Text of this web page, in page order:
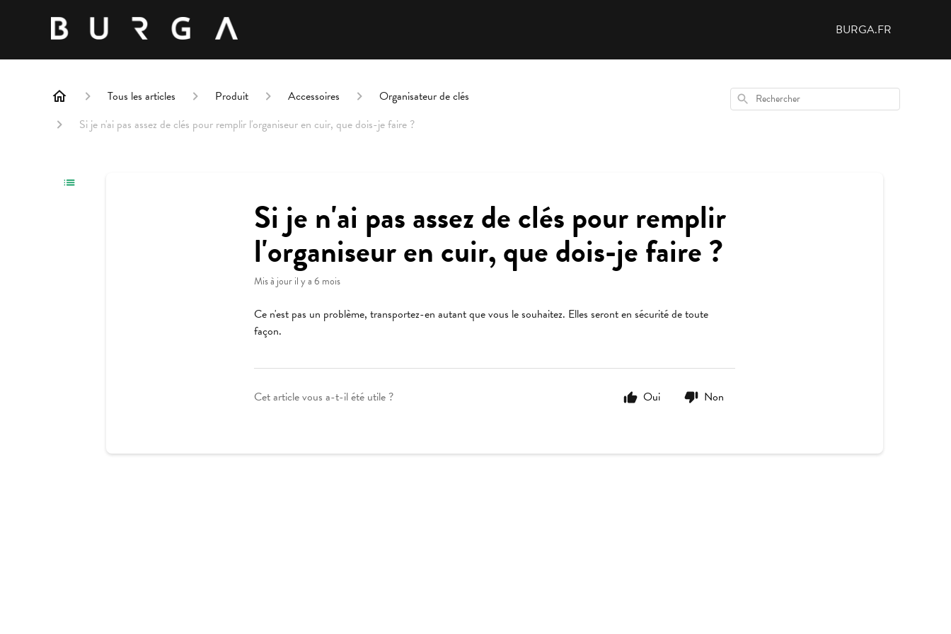
BURGA.FR
Tous les articles Produit Accessoires
Organisateur de clés
Si je n'ai pas assez de clés pour remplir l'organiseur en cuir, que dois-je faire ?
Rechercher
Si je n'ai pas assez de clés pour remplir
l'organiseur en cuir, que dois-je faire ?
Mis à jouril y a 6 mois
Ce n'est pas un problème, transportez-en autant que vous le souhaitez. Elles seront en sécurité de toute
façon.
Cet article vous a-t-il été utile ? Oui Non